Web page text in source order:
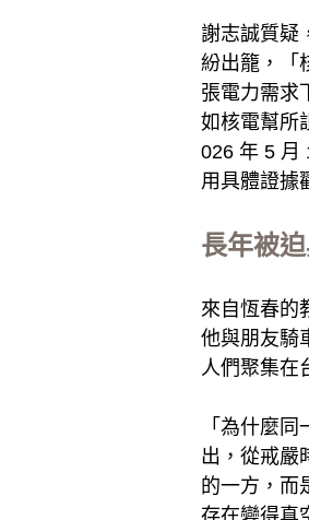
謝志誠質疑
紛出籠，「
張電力需求
如核電幫所
026 年 5 月
用具體證據
長年被
來自恆春的
他與朋友騎
人們聚集在
「為什麼
出，從戒嚴
的一方，而
存在變得真